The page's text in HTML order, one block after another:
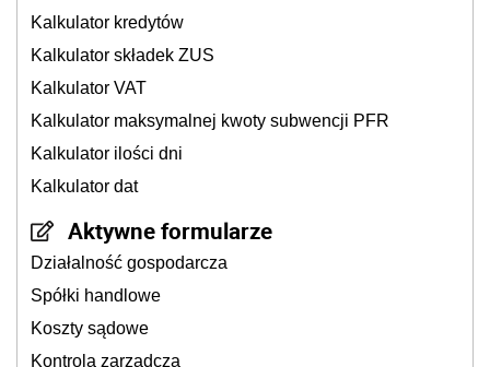
Kalkulator kredytów
Kalkulator składek ZUS
Kalkulator VAT
Kalkulator maksymalnej kwoty subwencji PFR
Kalkulator ilości dni
Kalkulator dat
Aktywne formularze
Działalność gospodarcza
Spółki handlowe
Koszty sądowe
Kontrola zarządcza